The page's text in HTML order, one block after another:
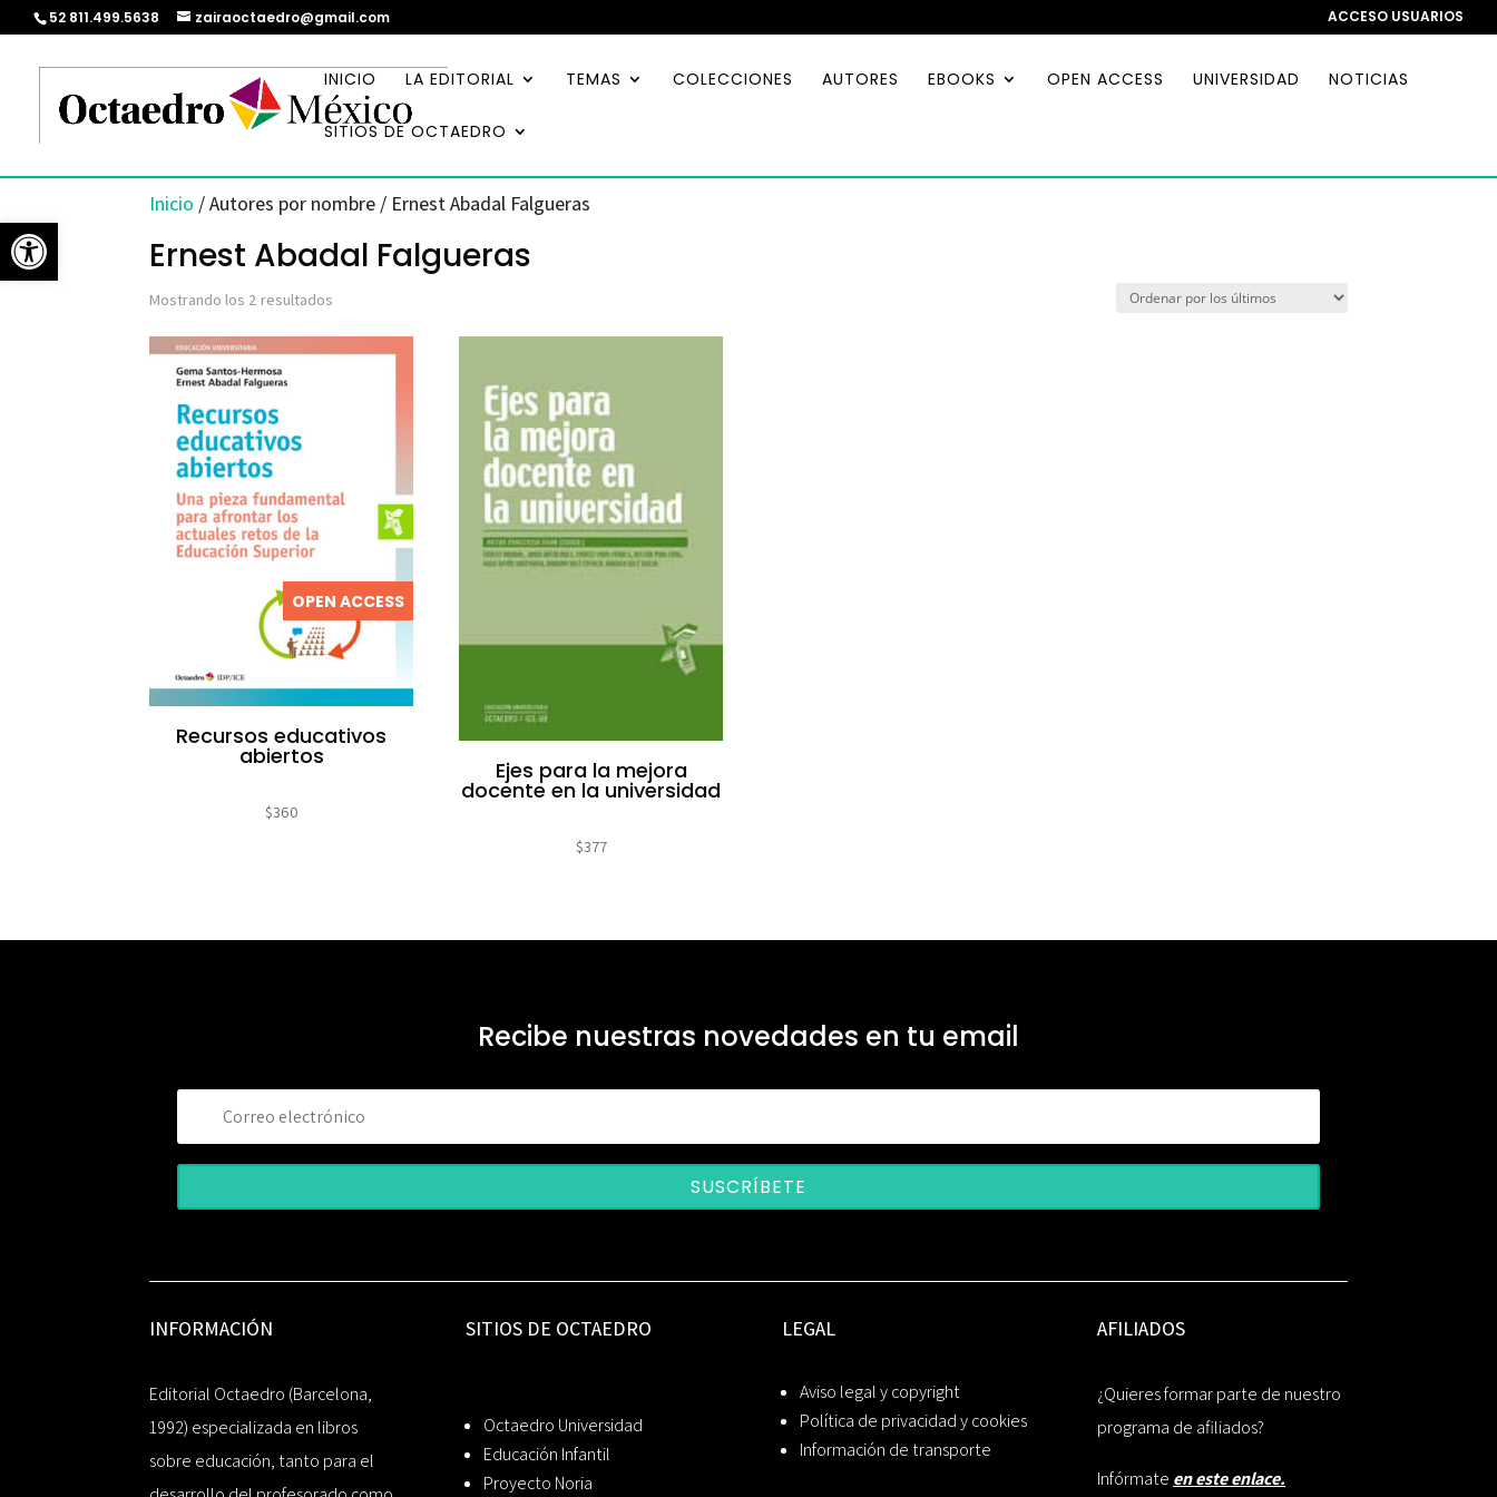
Abrir barra de herramientas
52 811.499.5638 zairaoctaedro@gmail.com ACCESO USUARIOS
INICIO LA EDITORIAL TEMAS COLECCIONES AUTORES EBOOKS OPEN ACCESS UNIVERSIDAD NOTICIAS
SITIOS DE OCTAEDRO
Inicio / Autores por nombre / Ernest Abadal Falgueras
Ernest Abadal Falgueras
Mostrando los 2 resultados
por
OPEN ACCESS
Recursos educativos
abiertos
$360
Ejes para la mejora
docente en la universidad
$377
Recibe nuestras novedades en tu email
SUSCRÍBETE
INFORMACIÓN
Editorial Octaedro (Barcelona,
1992) especializada en libros
sobre educación, tanto para el
SITIOS DE OCTAEDRO
Octaedro Universidad
Educación Infantil
Proyecto Noria
LEGAL
Aviso legal y copyright
Política de privacidad y cookies
Información de transporte
AFILIADOS
¿Quieres formar parte de nuestro
programa de afiliados?
Infórmate en este enlace.